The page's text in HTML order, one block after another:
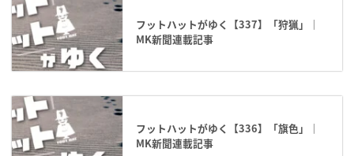
フットハットがゆく【337】「狩猟」｜
MK新聞連載記事
フットハットがゆく【336】「旗色」｜
MK新聞連載記事